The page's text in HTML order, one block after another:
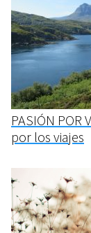
PASIÓN
por los viajes